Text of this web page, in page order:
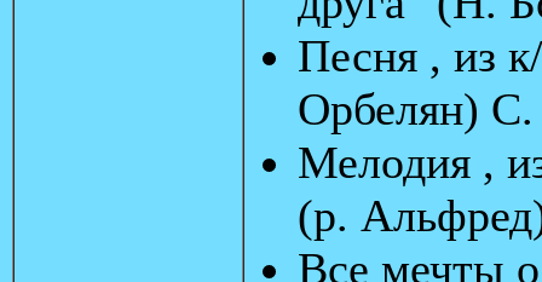
Песня , из
Орбелян)
Мелодия ,
(р.
Все мечты